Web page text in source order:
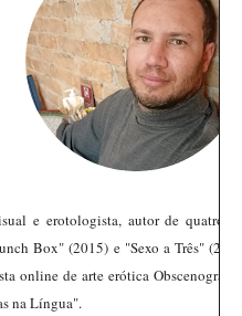
e erotologista, autor de quatro
Box" (2015) e "Sexo a Três"
online de arte erótica
na Língua".